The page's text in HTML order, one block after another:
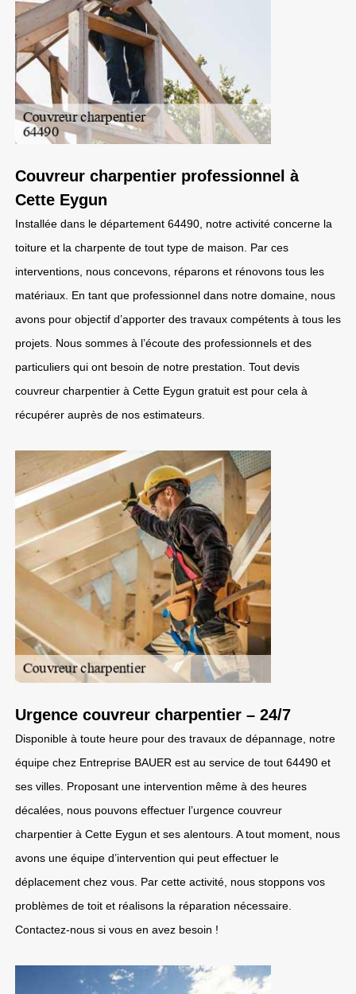
Couvreur charpentier professionnel à
Cette Eygun
Installée dans le département 64490, notre activité concerne la
toiture et la charpente de tout type de maison. Par ces
interventions, nous concevons, réparons et rénovons tous les
matériaux. En tant que professionnel dans notre domaine, nous
avons pour objectif d’apporter des travaux compétents à tous les
projets. Nous sommes à l’écoute des professionnels et des
particuliers qui ont besoin de notre prestation. Tout devis
couvreur charpentier à Cette Eygun gratuit est pour cela à
récupérer auprès de nos estimateurs.
Urgence couvreur charpentier – 24/7
Disponible à toute heure pour des travaux de dépannage, notre
équipe chez Entreprise BAUER est au service de tout 64490 et
ses villes. Proposant une intervention même à des heures
décalées, nous pouvons effectuer l’urgence couvreur
charpentier à Cette Eygun et ses alentours. A tout moment, nous
avons une équipe d’intervention qui peut effectuer le
déplacement chez vous. Par cette activité, nous stoppons vos
problèmes de toit et réalisons la réparation nécessaire.
Contactez-nous si vous en avez besoin !